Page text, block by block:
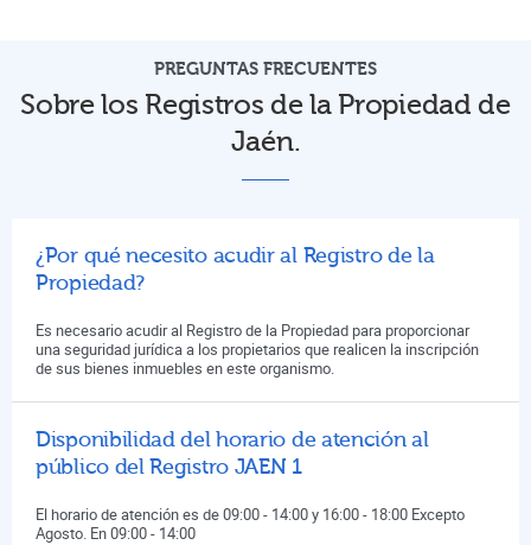
PREGUNTAS FRECUENTES
Sobre los Registros de la Propiedad de
Jaén.
¿Por qué necesito acudir al Registro de la
Propiedad?
Es necesario acudir al Registro de la Propiedad para proporcionar
una seguridad jurídica a los propietarios que realicen la inscripción
de sus bienes inmuebles en este organismo.
Disponibilidad del horario de atención al
público del Registro JAEN 1
El horario de atención es de 09:00 - 14:00 y 16:00 - 18:00 Excepto
Agosto. En 09:00 - 14:00